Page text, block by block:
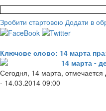
Зробити стартовою Додати в
Ключове слово: 14 марта
14 марта -
Сегодня, 14 марта,
- 14.03.2014 09:00